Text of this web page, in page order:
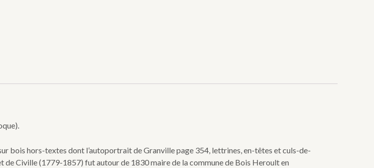
bois hors-textes dont l’autoportrait de Granville page 354, lettrines, en-têtes et culs-de-
Civille (1779-1857) fut autour de 1830 maire de la commune de Bois Heroult en